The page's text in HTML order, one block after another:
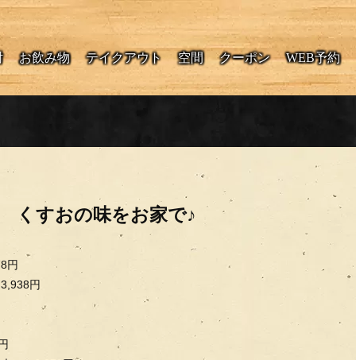
お飲み物 テイクアウト 空間 クーポン WEB予約
くすおの味をお家で♪
円
円